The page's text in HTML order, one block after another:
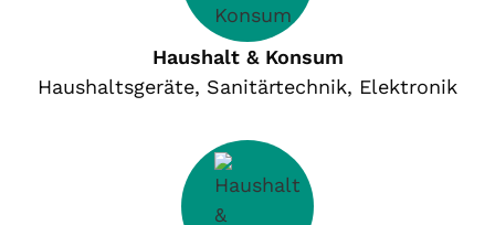
Haushalt & Konsum
Haushaltsgeräte, Sanitärtechnik, Elektronik